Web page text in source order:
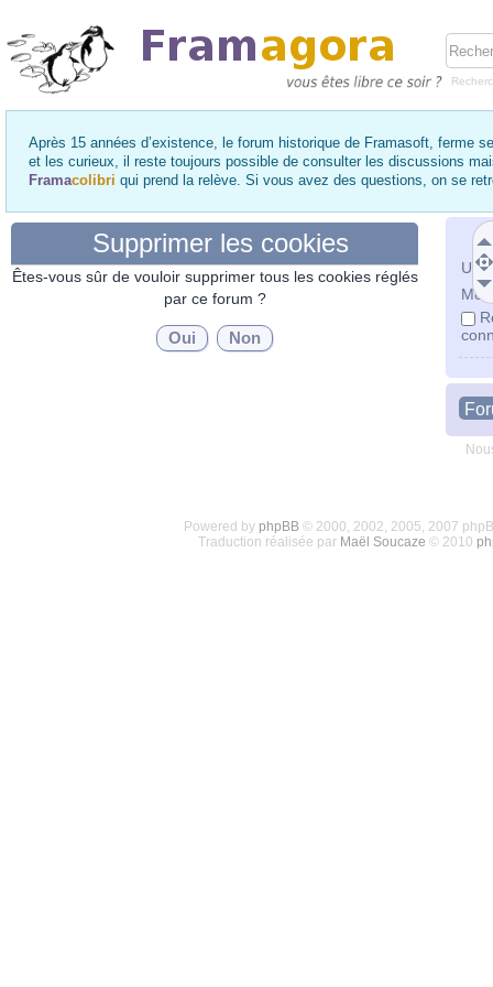
Après 15 années d’existence, le forum historique de Framasoft, ferme
et les curieux, il reste toujours possible de consulter les discussions
Framacolibri qui prend la relève. Si vous avez des questions, on se
Mot
Supprimer les cookies
Êtes-vous sûr de vouloir supprimer tous les cookies réglés
par ce forum ?
Powered by phpBB© 2000, 2002, 2005, 2007
Traduction réalisée par Maël Soucaze © 2010